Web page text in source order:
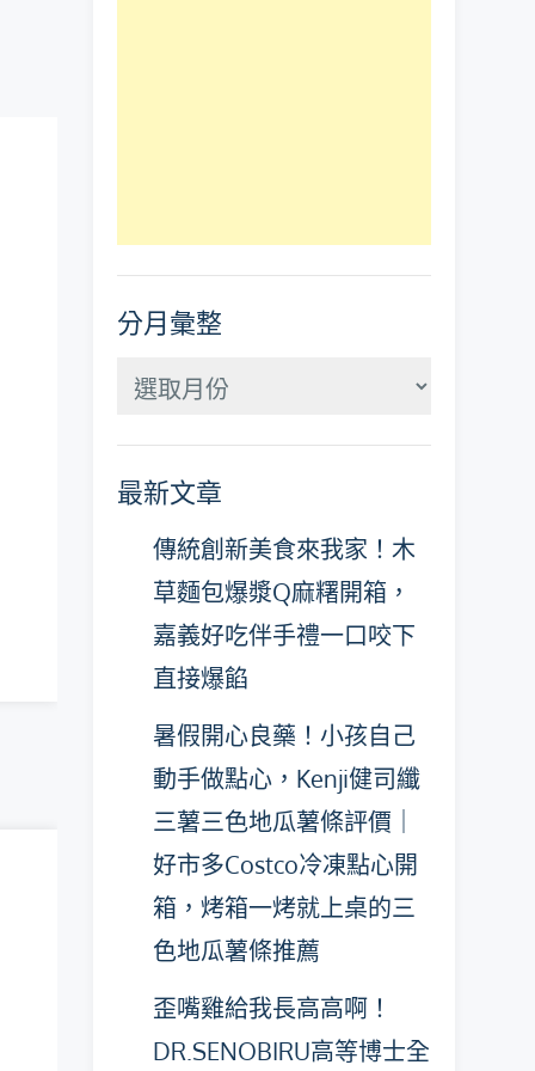
分月彙整
分
整
最新文章
傳統創新美食來我家！木
草麵包爆漿Q麻糬開箱，
嘉義好吃伴手禮一口咬下
直接爆餡
暑假開心良藥！小孩自己
動手做點心，Kenji健司纖
三薯三色地瓜薯條評價｜
好市多Costco冷凍點心開
箱，烤箱一烤就上桌的三
色地瓜薯條推薦
歪嘴雞給我長高高啊！
DR.SENOBIRU高等博士全